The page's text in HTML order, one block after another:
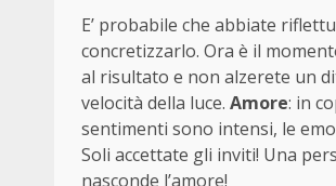
E’ probabile che abbiate
concretizzarlo. Ora è il
al risultato e non alzerete un
velocità della luce. Amore: in
sentimenti sono intensi, le
Soli accettate gli inviti! Una
nasconde l’amore!